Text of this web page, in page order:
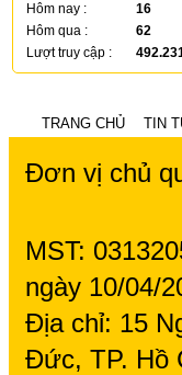
Hôm nay :
16
Hôm qua :
62
Lượt truy cập :
TRANG CHỦ TIN
Đơn vị chủ
MST:
ngày 10/04/
Địa chỉ: 15
Đức, TP. Hồ